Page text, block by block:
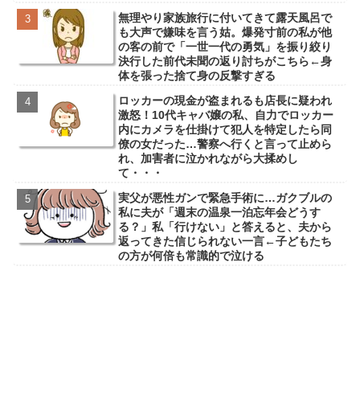
無理やり家族旅行に付いてきて露天風呂で
も大声で嫌味を言う姑。爆発寸前の私が他
の客の前で「一世一代の勇気」を振り絞り
決行した前代未聞の返り討ちがこちら←身
体を張った捨て身の反撃すぎる
ロッカーの現金が盗まれるも店長に疑われ
激怒！10代キャバ嬢の私、自力でロッカー
内にカメラを仕掛けて犯人を特定したら同
僚の女だった…警察へ行くと言って止めら
れ、加害者に泣かれながら大揉めし
て・・・
実父が悪性ガンで緊急手術に…ガクブルの
私に夫が「週末の温泉一泊忘年会どうす
る？」私「行けない」と答えると、夫から
返ってきた信じられない一言←子どもたち
の方が何倍も常識的で泣ける